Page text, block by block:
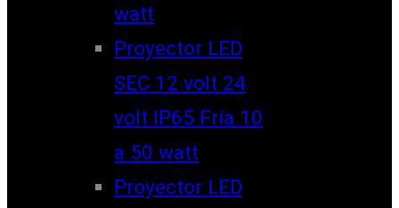
watt
Proyector LED
SEC 12 volt 24
volt IP65 Fría 10
a 50 watt
Proyector LED